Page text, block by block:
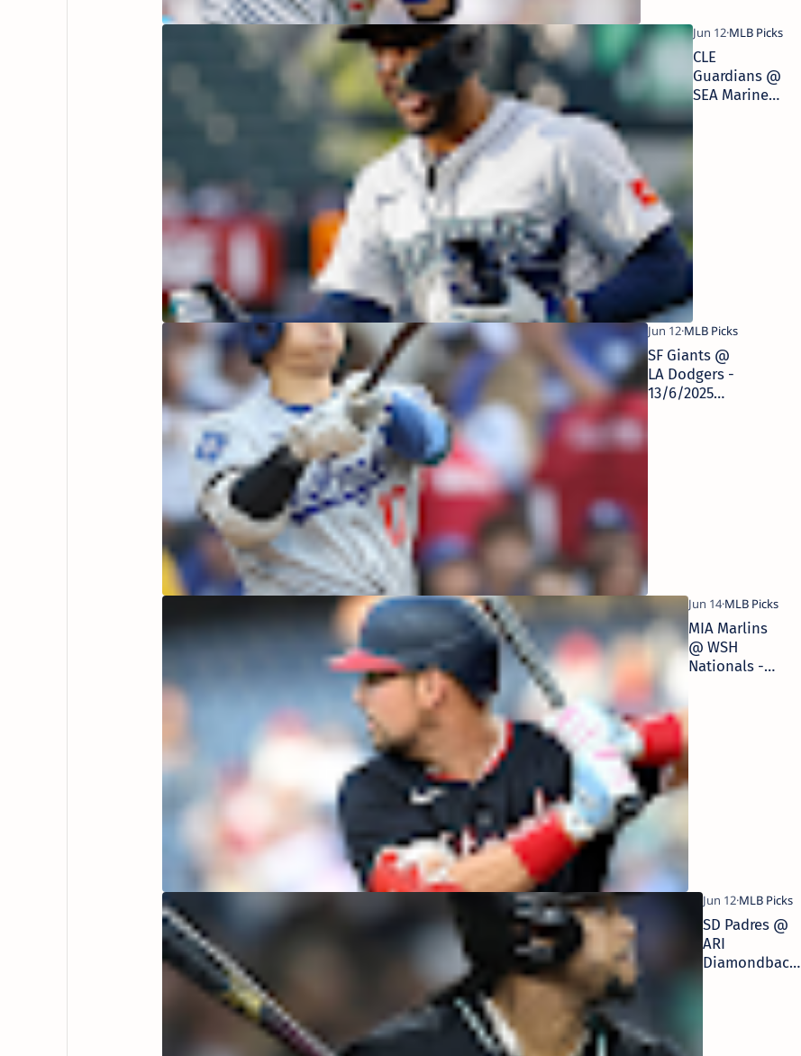
CLE
Guardians @
SEA Mariners
- 13/6/2025
MLB Picks |
Pronósticos
SF Giants @
LA Dodgers -
13/6/2025
Deportivos
MIA Marlins
@ WSH
Nationals -
MLB Picks |
Deportivos
SD Padres @
ARI
Diamondbacks